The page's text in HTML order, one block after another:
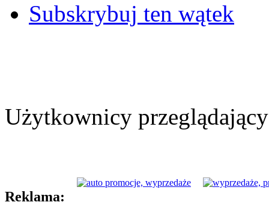
Subskrybuj ten wątek
Użytkownicy
Reklama: